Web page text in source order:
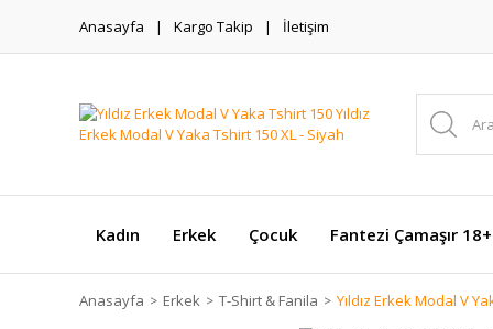
Anasayfa Kargo Takip İletişim
Kadın Erkek Çocuk Fantezi Çamaşır 18+
Anasayfa Erkek T-Shirt & Fanila Yıldız Erkek Modal V